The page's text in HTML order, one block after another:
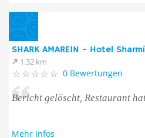
SHARK AMAREIN - Hotel
1.32 km
0 Bewertungen
Bericht gelöscht, Restaurant
Mehr Infos